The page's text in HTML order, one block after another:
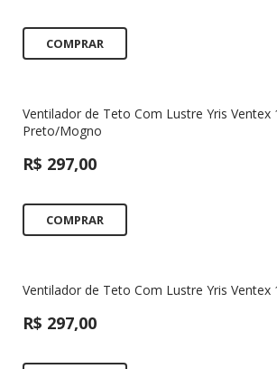
COMPRAR
Ventilador de Teto Com Lustre Yris Ventex
Preto/Mogno
R$ 297,00
COMPRAR
Ventilador de Teto Com Lustre Yris Ventex
R$ 297,00